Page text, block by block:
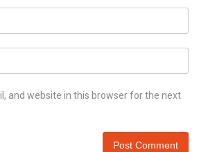
and website in this browser for the next